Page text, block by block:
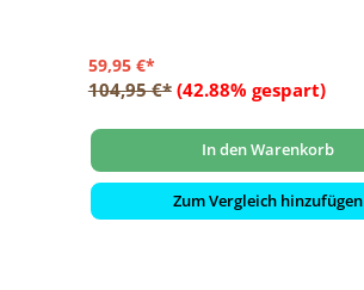
59,95 €*
104,95 €* (42.88% gespart)
In den Warenkorb
Zum Vergleich hinzufügen